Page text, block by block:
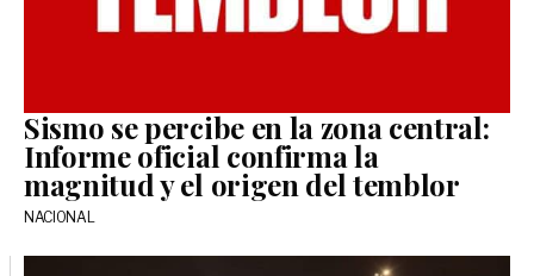
Sismo se percibe en la zona central:
Informe oficial confirma la
magnitud y el origen del temblor
NACIONAL